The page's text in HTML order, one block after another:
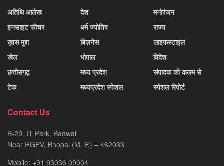
अतिथि आलेख
इनसाइट फीचर
ख़ास मुद्दा
खेल
छत्तीसगढ़
टेक
देश
धर्म ज्योतिष
बिज़नेस
भोपाल
मध्य प्रदेश
मध्यप्रदेश स्पेशल
मनोरंजन
राज्य
लाइफस्टाइल
विदेश
संपादक की कलम से
स्पेशल रिपोर्ट
Contact Us
B-29, IT Park, Badwai
Near RGPV, Bhopal (M. P.) – 462033
Mobile: +91 93036 09004